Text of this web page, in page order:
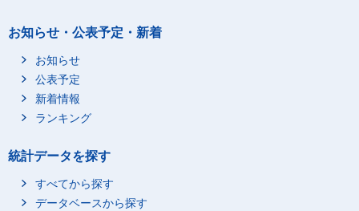
山口県
徳島県
香川県
愛媛県
高知県
長崎県
お知らせ・公表予定・新着
お知らせ
公表予定
新着情報
ランキング
統計データを探す
すべてから探す
データベースから探す